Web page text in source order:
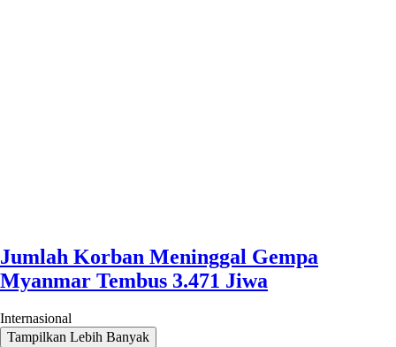
Jumlah Korban Meninggal Gempa
Myanmar Tembus 3.471 Jiwa
Internasional
Tampilkan Lebih Banyak